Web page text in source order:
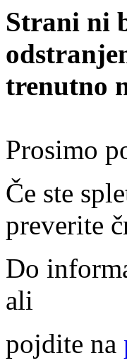
Strani ni
trenutno
Prosimo
Če ste
preverite
Do
ali
pojdite na